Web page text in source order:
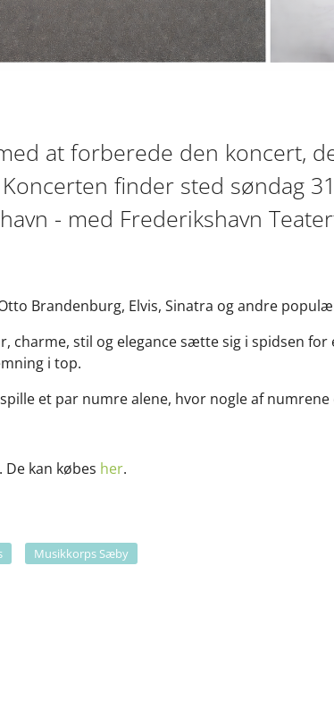
at forberede den koncert,
finder sted søndag
- med Frederikshavn
Brandenburg, Elvis, Sinatra og andre
charme, stil og elegance sætte sig i spidsen for
i top.
et par numre alene, hvor nogle af
kan købes her.
Musikkorps Sæby